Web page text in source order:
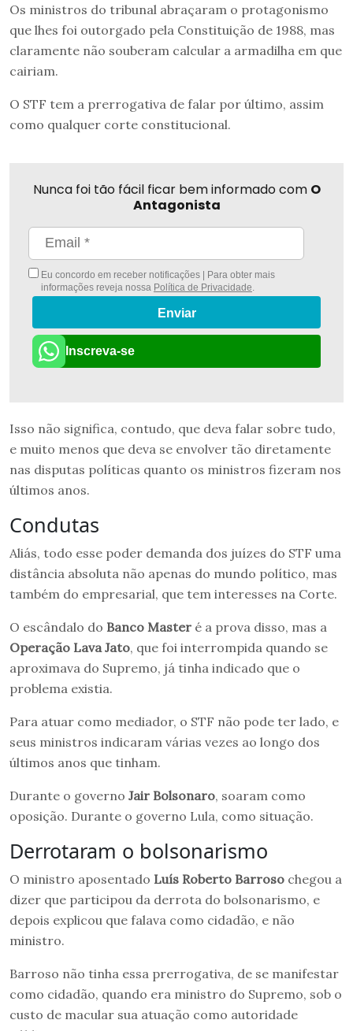
Os ministros do tribunal abraçaram o protagonismo
que lhes foi outorgado pela Constituição de 1988, mas
claramente não souberam calcular a armadilha em que
cairiam.
O STF tem a prerrogativa de falar por último, assim
como qualquer corte constitucional.
Nunca foi tão fácil ficar bem informado com O
Antagonista
Eu concordo em receber notificações | Para obter mais
informações reveja nossa Política de Privacidade
Enviar
Inscreva-se
Isso não significa, contudo, que deva falar sobre tudo,
e muito menos que deva se envolver tão diretamente
nas disputas políticas quanto os ministros fizeram nos
últimos anos.
Condutas
Aliás, todo esse poder demanda dos juízes do STF uma
distância absoluta não apenas do mundo político, mas
também do empresarial, que tem interesses na Corte.
O escândalo do Banco Master é a prova disso, mas a
Operação Lava Jato, que foi interrompida quando se
aproximava do Supremo, já tinha indicado que o
problema existia.
Para atuar como mediador, o STF não pode ter lado, e
seus ministros indicaram várias vezes ao longo dos
últimos anos que tinham.
Durante o governo Jair Bolsonaro, soaram como
oposição. Durante o governo Lula, como situação.
Derrotaram o bolsonarismo
O ministro aposentado Luís Roberto Barroso chegou a
dizer que participou da derrota do bolsonarismo, e
depois explicou que falava como cidadão, e não
ministro.
Barroso não tinha essa prerrogativa, de se manifestar
como cidadão, quando era ministro do Supremo, sob o
custo de macular sua atuação como autoridade